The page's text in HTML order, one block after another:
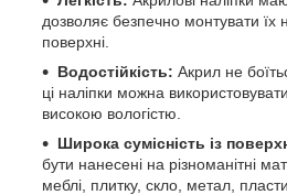
дозволяє безпечно монтувати їх
поверхні.
Водостійкість: Акрил не
ці наліпки можна
високою вологістю.
Широка сумісність із
бути нанесені на різноманітні
меблі, плитку, скло, метал,